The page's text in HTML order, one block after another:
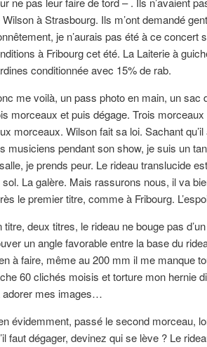
Wilson à Strasbourg. Ils m’ont demandé
je n’aurais pas été à ce concert
à Fribourg cet été. La Laiterie à
conditionnée avec 15% de rab.
me voilà, un pass photo en main, un
morceaux et puis dégage. Trois
morceaux. Wilson fait sa loi. Sachant
musiciens pendant son show, je suis un
je prends peur. Le rideau translucide
sol. La galère. Mais rassurons nous, il va
le premier titre, comme à Fribourg.
titre, deux titres, le rideau ne bouge pas
un angle favorable entre la base du
à faire, même au 200 mm il me manque
60 clichés moisis et torture mon hernie
adorer mes images…
évidemment, passé le second morceau,
faut dégager, devinez qui se lève ? Le